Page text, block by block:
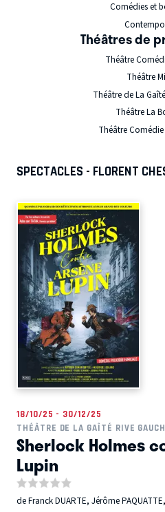
Comédies et
Théâtres de
Théâtre
Théâtre
Théâtre de La
Théâtre La
Théâtre
SPECTACLES - FLORENT
18/10/25 - 30/12/25
THÉÂTRE DE LA GAÎTÉ RIVE
Sherlock Holmes
Lupin
de Franck DUARTE, Jérôme